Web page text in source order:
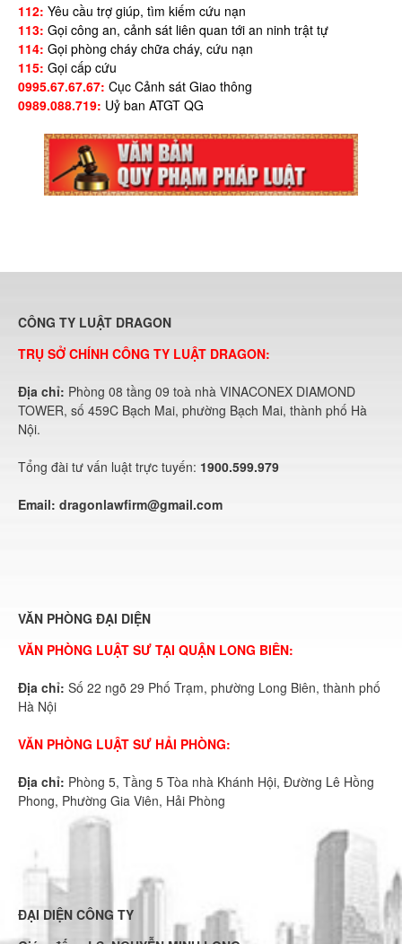
112: Yêu cầu trợ giúp, tìm kiếm cứu nạn
113: Gọi công an, cảnh sát liên quan tới an ninh trật tự
114: Gọi phòng cháy chữa cháy, cứu nạn
115: Gọi cấp cứu
0995.67.67.67: Cục Cảnh sát Giao thông
0989.088.719: Uỷ ban ATGT QG
CÔNG TY LUẬT DRAGON
TRỤ SỞ CHÍNH CÔNG TY LUẬT DRAGON:
Địa chỉ: Phòng 08 tầng 09 toà nhà VINACONEX DIAMOND
TOWER, số 459C Bạch Mai, phường Bạch Mai, thành phố Hà
Nội.
Tổng đài tư vấn luật trực tuyến: 1900.599.979
Email: dragonlawfirm@gmail.com
VĂN PHÒNG ĐẠI DIỆN
VĂN PHÒNG LUẬT SƯ TẠI QUẬN LONG BIÊN:
Địa chỉ: Số 22 ngõ 29 Phố Trạm, phường Long Biên, thành phố
Hà Nội
VĂN PHÒNG LUẬT SƯ HẢI PHÒNG:
Địa chỉ: Phòng 5, Tầng 5 Tòa nhà Khánh Hội, Đường Lê Hồng
Phong, Phường Gia Viên, Hải Phòng
ĐẠI DIỆN CÔNG TY